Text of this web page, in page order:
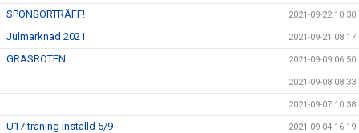
SPONSORTRÄFF! 2021-09-22 10:30
Julmarknad 2021 2021-09-21 08:17
GRÄSROTEN 2021-09-09 06:50
2021-09-08 08:33
2021-09-07 10:38
U17 träning inställd 5/9 2021-09-04 16:19